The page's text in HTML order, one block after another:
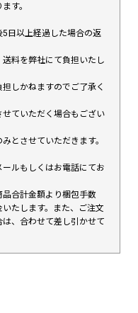
す。
日以上経過した場合の返
料を弊社にて負担いたし
しかねますのでご了承く
ていただく場合もござい
とさせていただきます。
ルもしくはお電話にてお
合計金額より梱包手数
たします。また、ご注文
、合わせて差し引かせて